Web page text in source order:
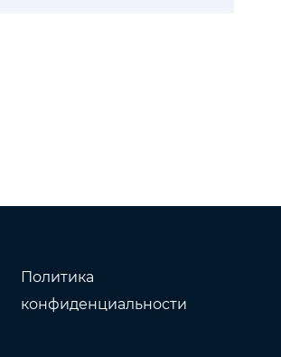
Политика
конфиденциальности